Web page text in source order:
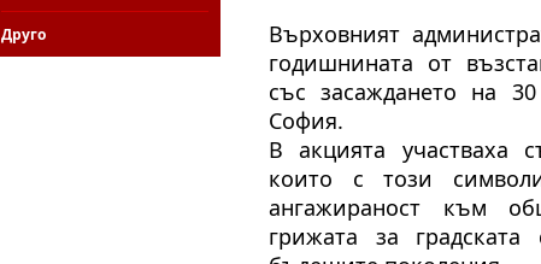
Друго
Върховният
годишнината от
със засаждането на
София.
В акцията участваха
които с този
ангажираност към
грижата за